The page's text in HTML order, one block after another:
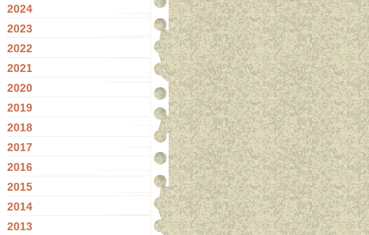
2024
2023
2022
2021
2020
2019
2018
2017
2016
2015
2014
2013